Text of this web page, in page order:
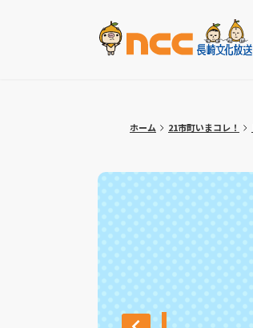
ホーム 21市町いまコレ！